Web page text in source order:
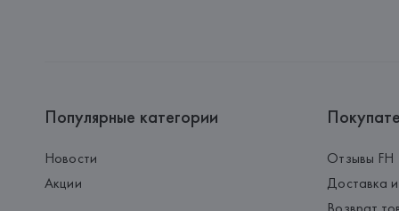
Популярные категории
Новости
Акции
Отзывы FH
Доставка